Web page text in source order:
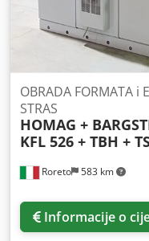
Roreto 583 km
OBRADA FORMATA i
STRAS
HOMAG +
KFL 526 + TBH +
Informacije o